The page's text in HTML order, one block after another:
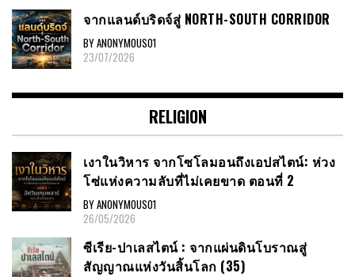
จากแลนด์บริดจ์สู่ NORTH-SOUTH CORRIDOR
BY ANONYMOUS01
23/07/2026
RELIGION
เงาในวิหาร จากโซโลมอนถึงเอปสไตน์: ห่วง
โซ่แห่งความลับที่ไม่เคยขาด ตอนที่ 2
BY ANONYMOUS01
26/05/2026
ซีเรีย​-ปาเลสไตน์​ : จากแผ่นดินโบราณสู่
สัญญาณ​แห่งวันสิ้นโลก​ (35)